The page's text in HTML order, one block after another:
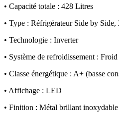
• Capacité totale : 428 Litres
• Type : Réfrigérateur Side by Side,
• Technologie : Inverter
• Système de refroidissement :
• Classe énergétique : A+ (basse
• Affichage : LED
• Finition : Métal brillant inoxydable